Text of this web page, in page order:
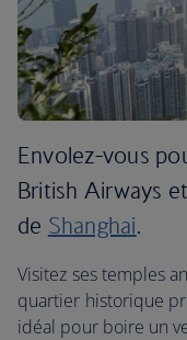
Envolez-vous
British Airways
de Shanghai.
Visitez ses temples
quartier historique
idéal pour boire un